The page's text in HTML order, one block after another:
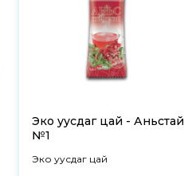
Эко уусдаг цай - Аньстай
№1
Эко уусдаг цай